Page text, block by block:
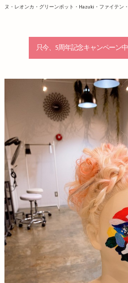
ヌ・レオンカ・グリーンポット・Hazuki・ファイテン
只今、5周年記念キャンペーン